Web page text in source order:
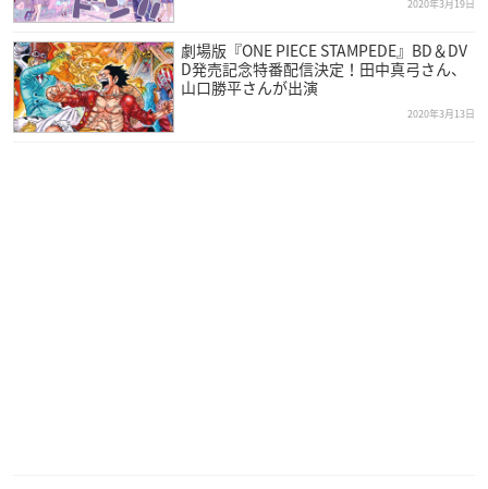
2020年3月19日
劇場版『ONE PIECE STAMPEDE』BD＆DV
D発売記念特番配信決定！田中真弓さん、
山口勝平さんが出演
2020年3月13日